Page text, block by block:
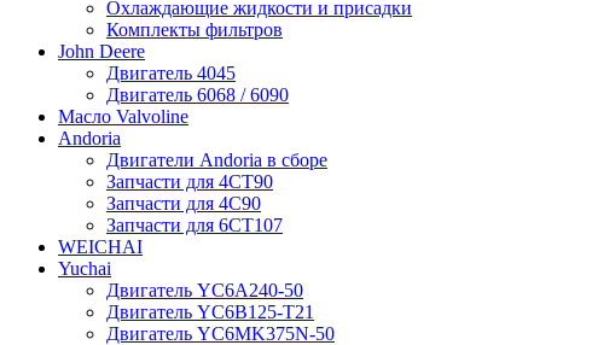
Охлаждающие жидкости и присадки
Комплекты фильтров
John Deere
Двигатель 4045
Двигатель 6068 / 6090
Масло Valvoline
Andoria
Двигатели Andoria в сборе
Запчасти для 4CT90
Запчасти для 4С90
Запчасти для 6CT107
WEICHAI
Yuchai
Двигатель YC6A240-50
Двигатель YC6B125-T21
Двигатель YC6MK375N-50